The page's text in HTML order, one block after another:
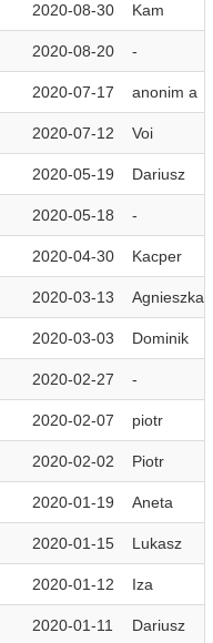
2020-08-30 Kam
2020-08-20 -
2020-07-17 anonim a
2020-07-12 Voi
2020-05-19 Dariusz
2020-05-18 -
2020-04-30 Kacper
2020-03-13 Agnieszka
2020-03-03 Dominik
2020-02-27 -
2020-02-07 piotr
2020-02-02 Piotr
2020-01-19 Aneta
2020-01-15 Lukasz
2020-01-12 Iza
2020-01-11 Dariusz